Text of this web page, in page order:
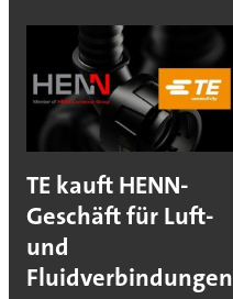
TE kauft HENN-
Geschäft für Luft-
und
Fluidverbindungen